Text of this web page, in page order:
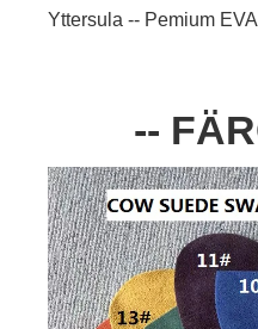
Yttersula -- Pemium EVA
--